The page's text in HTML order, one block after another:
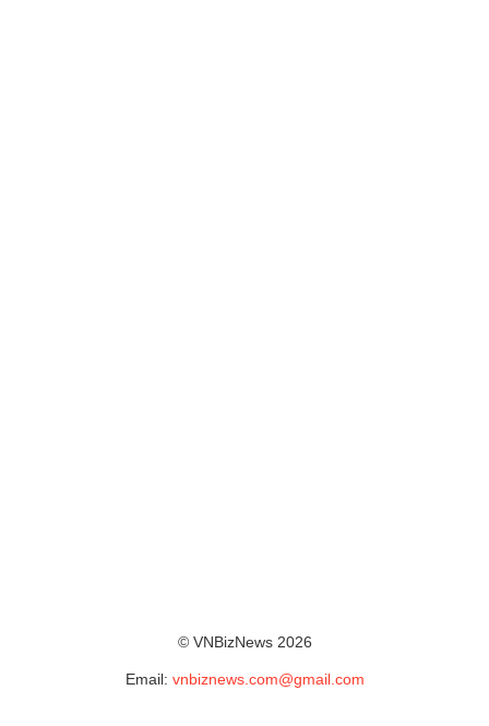
© VNBizNews 2026
Email: vnbiznews.com@gmail.com